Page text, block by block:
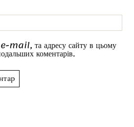
e-mail, та адресу сайту в цьому
коментарів.